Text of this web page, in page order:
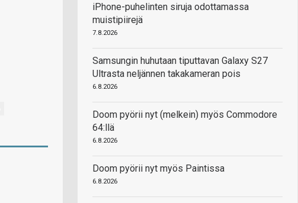
iPhone-puhelinten siruja odottamassa
muistipiirejä
7.8.2026
Samsungin huhutaan tiputtavan Galaxy S27
Ultrasta neljännen takakameran pois
6.8.2026
Doom pyörii nyt (melkein) myös Commodore
64:llä
6.8.2026
Doom pyörii nyt myös Paintissa
6.8.2026